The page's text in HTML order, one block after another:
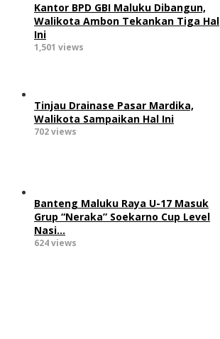
Kantor BPD GBI Maluku Dibangun,
Walikota Ambon Tekankan Tiga Hal
Ini
1,501 views
Tinjau Drainase Pasar Mardika,
Walikota Sampaikan Hal Ini
702 views
Banteng Maluku Raya U-17 Masuk
Grup “Neraka” Soekarno Cup Level
Nasi…
624 views